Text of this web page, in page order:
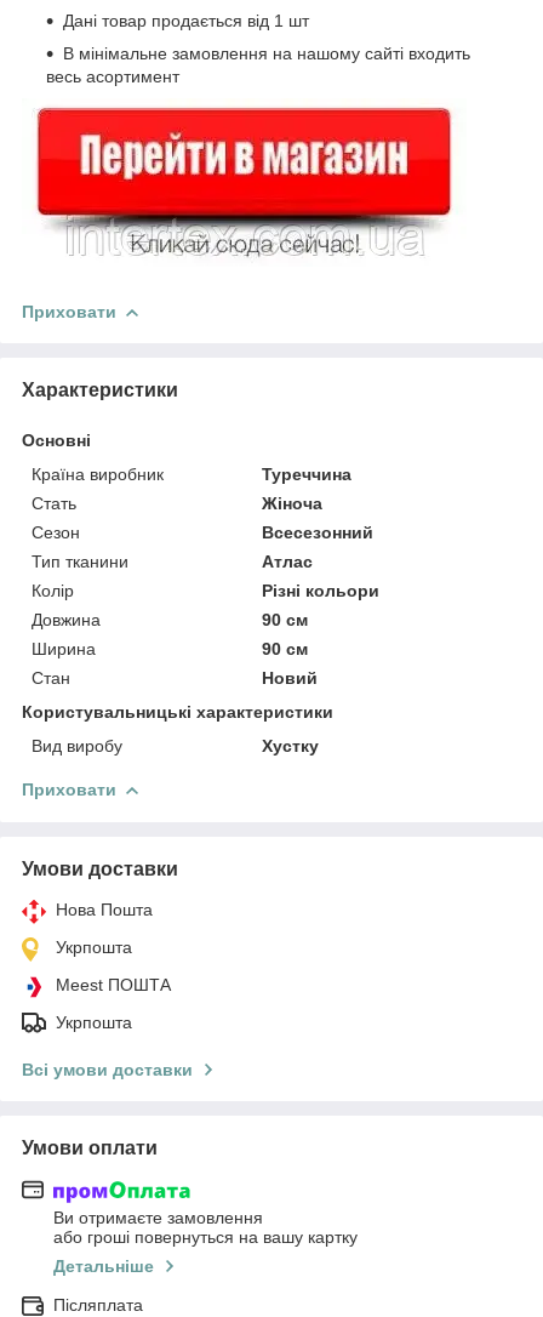
Дані товар продається від 1 шт
В мінімальне замовлення на нашому сайті входить
весь асортимент
Приховати
Характеристики
Основні
Країна виробник
Туреччина
Стать
Жіноча
Сезон
Всесезонний
Тип тканини
Атлас
Колір
Різні кольори
Довжина
90 см
Ширина
90 см
Стан
Новий
Користувальницькі характеристики
Вид виробу
Хустку
Приховати
Умови доставки
Нова Пошта
Укрпошта
Meest ПОШТА
Укрпошта
Всі умови доставки
Умови оплати
Ви отримаєте замовлення
або гроші повернуться на вашу картку
Детальніше
Післяплата